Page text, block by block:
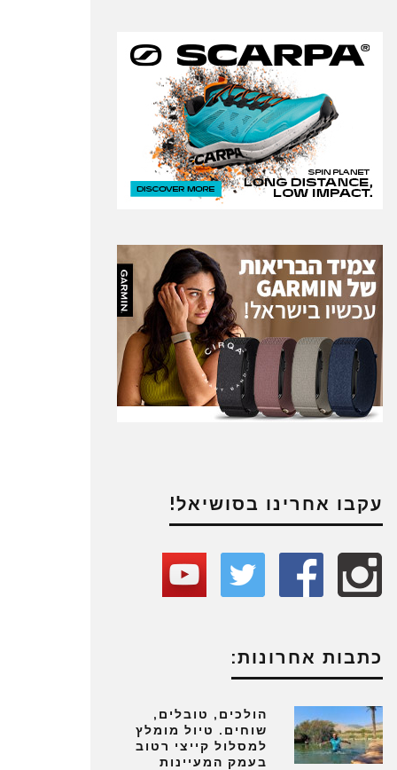
עקבו אחרינו בסושיאל!
כתבות אחרונות:
הולכים, טובלים,
שוחים. טיול מומלץ
למסלול קייצי רטוב
בעמק המעיינות